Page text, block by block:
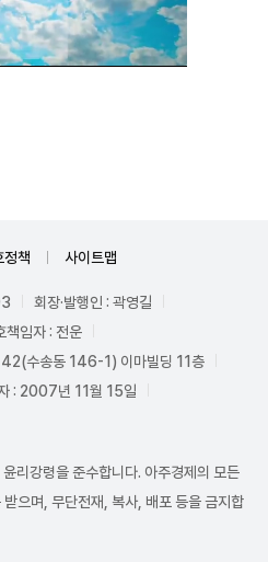
정책 사이트맵
회장·발행인 : 곽영길
책임자 : 전운
42(수송동 146-1) 이마빌딩 11층
: 2007년 11월 15일
리강령을 준수합니다. 아주경제의 모든
으며, 무단전재, 복사, 배포 등을 금지합